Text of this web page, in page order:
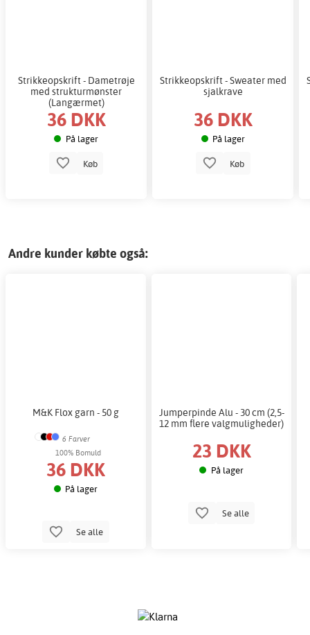
Strikkeopskrift - Dametrøje
med strukturmønster
(Langærmet)
36 DKK
På lager
Køb
Strikkeopskrift - Sweater med
sjalkrave
36 DKK
På lager
Køb
Andre kunder købte også:
M&K Flox garn - 50 g
6 Farver
100% Bomuld
36 DKK
På lager
Se alle
Jumperpinde Alu - 30 cm (2,5-
12 mm flere valgmuligheder)
23 DKK
På lager
Se alle